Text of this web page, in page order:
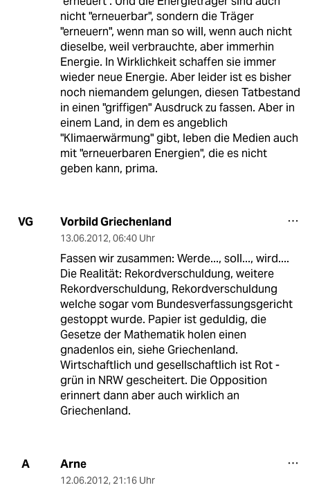
nicht "erneuerbar", sondern die Träger
"erneuern", wenn man so will, wenn auch nicht
dieselbe, weil verbrauchte, aber immerhin
Energie. In Wirklichkeit schaffen sie immer
wieder neue Energie. Aber leider ist es bisher
noch niemandem gelungen, diesen Tatbestand
in einen "griffigen" Ausdruck zu fassen. Aber in
einem Land, in dem es angeblich
"Klimaerwärmung" gibt, leben die Medien auch
mit "erneuerbaren Energien", die es nicht
geben kann, prima.
VG Vorbild Griechenland
13.06.2012, 06:40 Uhr
Fassen wir zusammen: Werde..., soll..., wird....
Die Realität: Rekordverschuldung, weitere
Rekordverschuldung, Rekordverschuldung
welche sogar vom Bundesverfassungsgericht
gestoppt wurde. Papier ist geduldig, die
Gesetze der Mathematik holen einen
gnadenlos ein, siehe Griechenland.
Wirtschaftlich und gesellschaftlich ist Rot -
grün in NRW gescheitert. Die Opposition
erinnert dann aber auch wirklich an
Griechenland.
A Arne
12.06.2012, 21:16 Uhr